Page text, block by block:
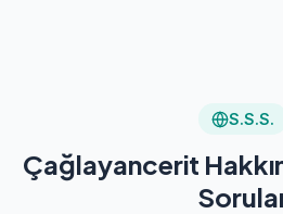
S.S.S.
Çağlayancerit